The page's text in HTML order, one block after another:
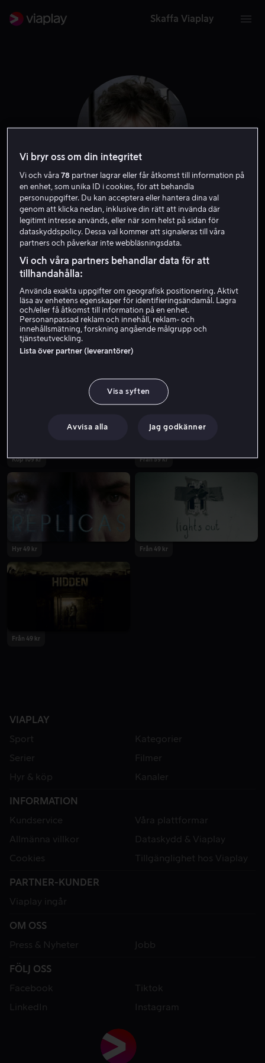
Skaffa Viaplay
Emily Alyn Lind
Skådespelare Gäst
Köp 109 kr Från 59 kr
Hyr 49 kr Från 49 kr
Från 49 kr
VIAPLAY
Sport
Kategorier
Serier
Filmer
Hyr & köp
Kanaler
INFORMATION
Kundservice
Våra plattformar
Allmänna villkor
Dataskydd & Viaplay
Cookies
Tillgänglighet hos Viaplay
PARTNER-KUNDER
Viaplay ingår
OM OSS
Press & Nyheter
Jobb
FÖLJ OSS
Facebook
Tiktok
LinkedIn
Instagram
Vi bryr oss om din integritet
Vi och våra78 partner lagrar eller får åtkomst till information på
en enhet, som unika ID i cookies, för att behandla
personuppgifter. Du kan acceptera eller hantera dina val
genom att klicka nedan, inklusive din rätt att invända där
legitimt intresse används, eller när som helst på sidan för
dataskyddspolicy. Dessa val kommer att signaleras till våra
partners och påverkar inte webbläsningsdata.
Vi och våra partners behandlar data för att
tillhandahålla:
Använda exakta uppgifter om geografisk positionering. Aktivt
läsa av enhetens egenskaper för identifieringsändamål. Lagra
och/eller få åtkomst till information på en enhet.
Personanpassad reklam och innehåll, reklam- och
innehållsmätning, forskning angående målgrupp och
tjänsteutveckling.
Lista över partner (leverantörer)
Visa syften
Avvisa alla Jag godkänner